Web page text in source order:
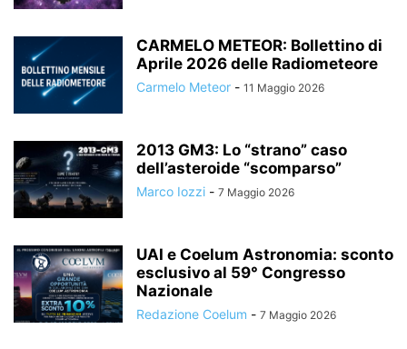
CARMELO METEOR: Bollettino di
Aprile 2026 delle Radiometeore
Carmelo Meteor - 11 Maggio 2026
2013 GM3: Lo “strano” caso
dell’asteroide “scomparso”
Marco Iozzi - 7 Maggio 2026
UAI e Coelum Astronomia: sconto
esclusivo al 59° Congresso
Nazionale
Redazione Coelum - 7 Maggio 2026